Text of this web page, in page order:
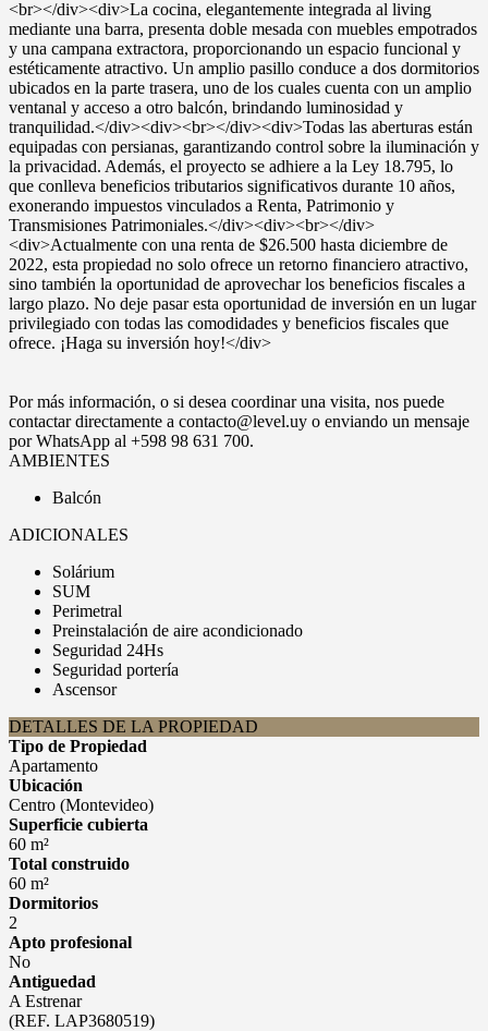
<br></div><div>La cocina, elegantemente integrada al living
mediante una barra, presenta doble mesada con muebles empotrados
y una campana extractora, proporcionando un espacio funcional y
estéticamente atractivo. Un amplio pasillo conduce a dos dormitorios
ubicados en la parte trasera, uno de los cuales cuenta con un amplio
ventanal y acceso a otro balcón, brindando luminosidad y
tranquilidad.</div><div><br></div><div>Todas las aberturas están
equipadas con persianas, garantizando control sobre la iluminación y
la privacidad. Además, el proyecto se adhiere a la Ley 18.795, lo
que conlleva beneficios tributarios significativos durante 10 años,
exonerando impuestos vinculados a Renta, Patrimonio y
Transmisiones Patrimoniales.</div><div><br></div>
<div>Actualmente con una renta de $26.500 hasta diciembre de
2022, esta propiedad no solo ofrece un retorno financiero atractivo,
sino también la oportunidad de aprovechar los beneficios fiscales a
largo plazo. No deje pasar esta oportunidad de inversión en un lugar
privilegiado con todas las comodidades y beneficios fiscales que
ofrece. ¡Haga su inversión hoy!</div>
Por más información, o si desea coordinar una visita, nos puede
contactar directamente a contacto@level.uy o enviando un mensaje
por WhatsApp al +598 98 631 700.
AMBIENTES
Balcón
ADICIONALES
Solárium
SUM
Perimetral
Preinstalación de aire acondicionado
Seguridad 24Hs
Seguridad portería
Ascensor
DETALLES DE LA PROPIEDAD
Tipo de Propiedad
Apartamento
Ubicación
Centro (Montevideo)
Superficie cubierta
60 m²
Total construido
60 m²
Dormitorios
2
Apto profesional
No
Antiguedad
A Estrenar
(REF. LAP3680519)